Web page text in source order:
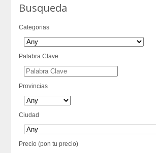
Busqueda
Categorias
Palabra Clave
Provincias
Ciudad
Precio (pon tu precio)